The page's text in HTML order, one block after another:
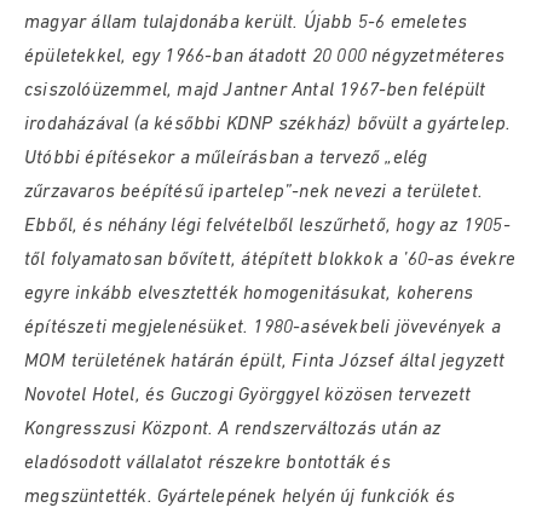
magyar állam tulajdonába került. Újabb 5-6 emeletes
épületekkel, egy 1966-ban átadott 20 000 négyzetméteres
csiszolóüzemmel, majd Jantner Antal 1967-ben felépült
irodaházával (a későbbi KDNP székház) bővült a gyártelep.
Utóbbi építésekor a műleírásban a tervező „elég
zűrzavaros beépítésű ipartelep”-nek nevezi a területet.
Ebből, és néhány légi felvételből leszűrhető, hogy az 1905-
től folyamatosan bővített, átépített blokkok a ’60-as évekre
egyre inkább elvesztették homogenitásukat, koherens
építészeti megjelenésüket. 1980-asévekbeli jövevények a
MOM területének határán épült, Finta József által jegyzett
Novotel Hotel, és Guczogi Györggyel közösen tervezett
Kongresszusi Központ. A rendszerváltozás után az
eladósodott vállalatot részekre bontották és
megszüntették. Gyártelepének helyén új funkciók és